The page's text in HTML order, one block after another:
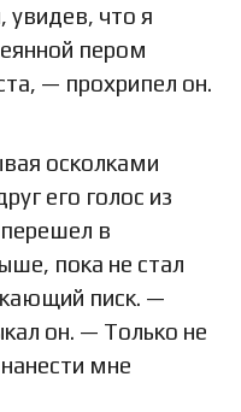
что я
пером
— прохрипел он.
осколками
его голос из
в
пока не стал
писк. —
он. — Только не
мне